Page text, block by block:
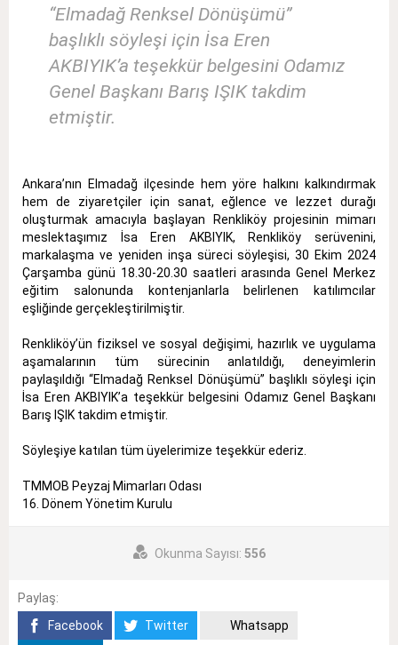
“Elmadağ Renksel Dönüşümü”
başlıklı söyleşi için İsa Eren
AKBIYIK’a teşekkür belgesini Odamız
Genel Başkanı Barış IŞIK takdim
etmiştir.
Ankara’nın Elmadağ ilçesinde hem yöre halkını kalkındırmak
hem de ziyaretçiler için sanat, eğlence ve lezzet durağı
oluşturmak amacıyla başlayan Renkliköy projesinin mimarı
meslektaşımız İsa Eren AKBIYIK, Renkliköy serüvenini,
markalaşma ve yeniden inşa süreci söyleşisi, 30 Ekim 2024
Çarşamba günü 18.30-20.30 saatleri arasında Genel Merkez
eğitim salonunda kontenjanlarla belirlenen katılımcılar
eşliğinde gerçekleştirilmiştir.
Renkliköy’ün fiziksel ve sosyal değişimi, hazırlık ve uygulama
aşamalarının tüm sürecinin anlatıldığı, deneyimlerin
paylaşıldığı “Elmadağ Renksel Dönüşümü” başlıklı söyleşi için
İsa Eren AKBIYIK’a teşekkür belgesini Odamız Genel Başkanı
Barış IŞIK takdim etmiştir.
Söyleşiye katılan tüm üyelerimize teşekkür ederiz.
TMMOB Peyzaj Mimarları Odası
16. Dönem Yönetim Kurulu
Okunma Sayısı: 556
Paylaş:
Facebook
Twitter
Whatsapp